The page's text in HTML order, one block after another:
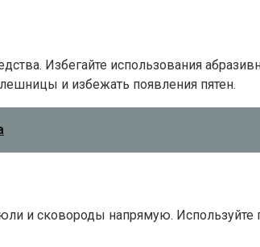
Избегайте использования
и избежать появления пятен.
и сковороды напрямую. Используйте